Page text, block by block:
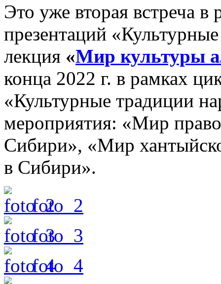
Это уже вторая встреча
презентаций
лекция «Мир культуры
конца 2022 г. в рамках
«Культурные традиции
мероприятия: «Мир
Сибири», «Мир
в Сибири».
foto_2
foto_3
foto_4